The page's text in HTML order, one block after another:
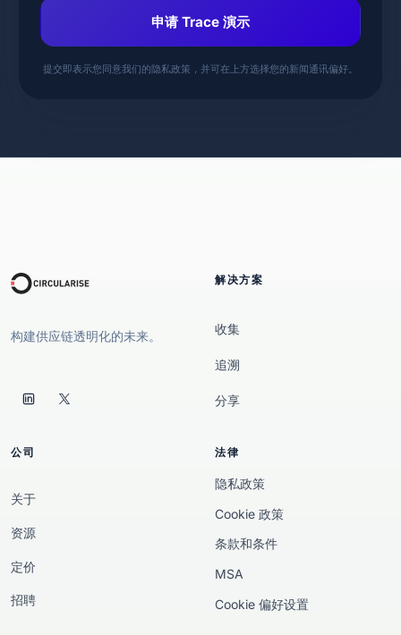
申请 Trace 演示
提交即表示您同意我们的隐私政策，并可在上方选择您的新闻通讯偏好。
构建供应链透明化的未来。
解决方案
收集
追溯
分享
公司
关于
资源
定价
招聘
法律
隐私政策
Cookie 政策
条款和条件
MSA
Cookie 偏好设置